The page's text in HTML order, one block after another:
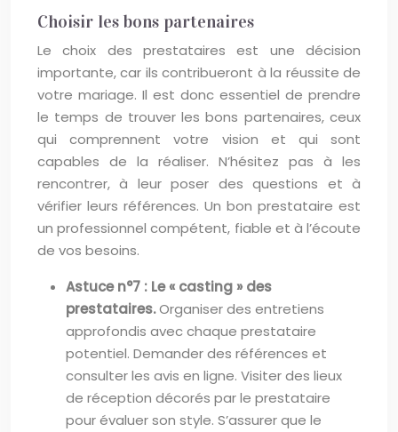
Choisir les bons partenaires
Le choix des prestataires est une décision
importante, car ils contribueront à la réussite de
votre mariage. Il est donc essentiel de prendre
le temps de trouver les bons partenaires, ceux
qui comprennent votre vision et qui sont
capables de la réaliser. N’hésitez pas à les
rencontrer, à leur poser des questions et à
vérifier leurs références. Un bon prestataire est
un professionnel compétent, fiable et à l’écoute
de vos besoins.
Astuce n°7 : Le « casting » des
prestataires.Organiser des entretiens
approfondis avec chaque prestataire
potentiel. Demander des références et
consulter les avis en ligne. Visiter des lieux
de réception décorés par le prestataire
pour évaluer son style. S’assurer que le